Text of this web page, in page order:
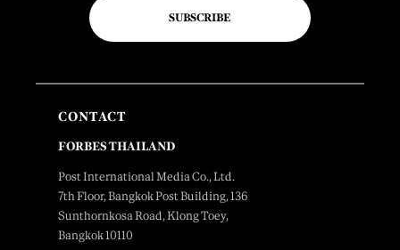
SUBSCRIBE
CONTACT
FORBES THAILAND
Post International Media Co., Ltd.
7th Floor, Bangkok Post Building, 136
Sunthornkosa Road, Klong Toey,
Bangkok 10110